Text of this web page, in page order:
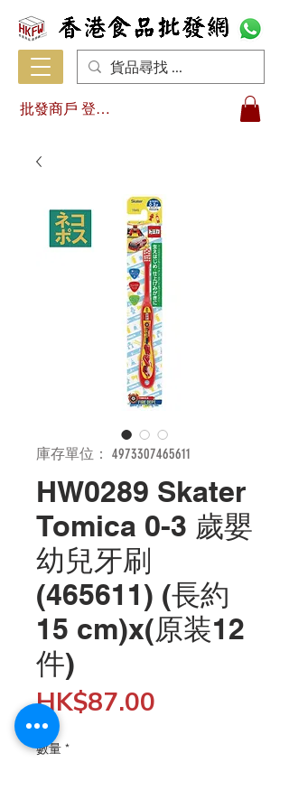
批發商戶 登入/註冊
庫存單位： 4973307465611
HW0289 Skater
Tomica 0-3 歲嬰
幼兒牙刷
(465611) (長約
15 cm)x(原装12
件)
HK$87.00
數量 *